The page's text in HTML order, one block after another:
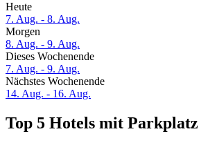
Heute
7. Aug. - 8. Aug.
Morgen
8. Aug. - 9. Aug.
Dieses Wochenende
7. Aug. - 9. Aug.
Nächstes Wochenende
14. Aug. - 16. Aug.
Top 5 Hotels mit